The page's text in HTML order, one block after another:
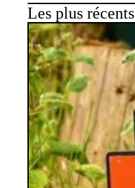
Les plus récents